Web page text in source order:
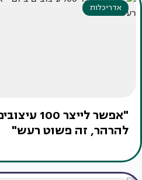
אדריכלות
"אפשר
להרהר, זה פשוט רעש"